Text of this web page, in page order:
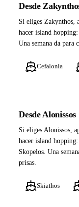
Desde
Si eliges Zakynthos,
hacer island
Una semana da para
Cefalonia
Desde Alonissos
Si eliges Alonissos,
hacer island
Skopelos. Una
prisas.
Skiathos